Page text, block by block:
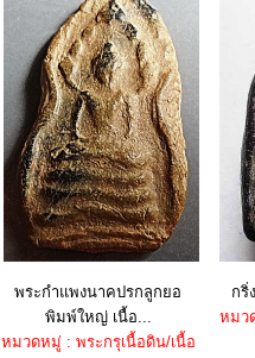
พระกำแพง​นาคปรกลูกยอ​
พิมพ์​ใหญ่​ เนื้อ​...
หมวดหมู่ : พระกรุเนื้อดิน/เนื้อ
กริ่
หมว